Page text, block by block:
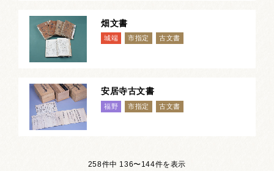
畑文書
城端 市指定 古文書
安居寺古文書
福野 市指定 古文書
258件中 136〜144件を表示